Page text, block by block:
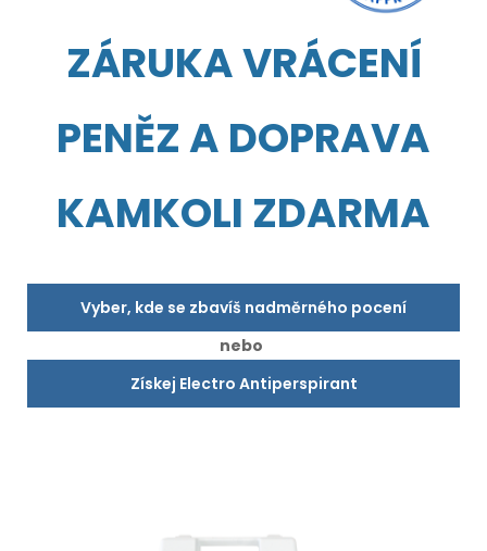
ZÁRUKA VRÁCENÍ
PENĚZ A DOPRAVA
KAMKOLI ZDARMA
Vyber, kde se zbavíš nadměrného pocení
nebo
Získej Electro Antiperspirant